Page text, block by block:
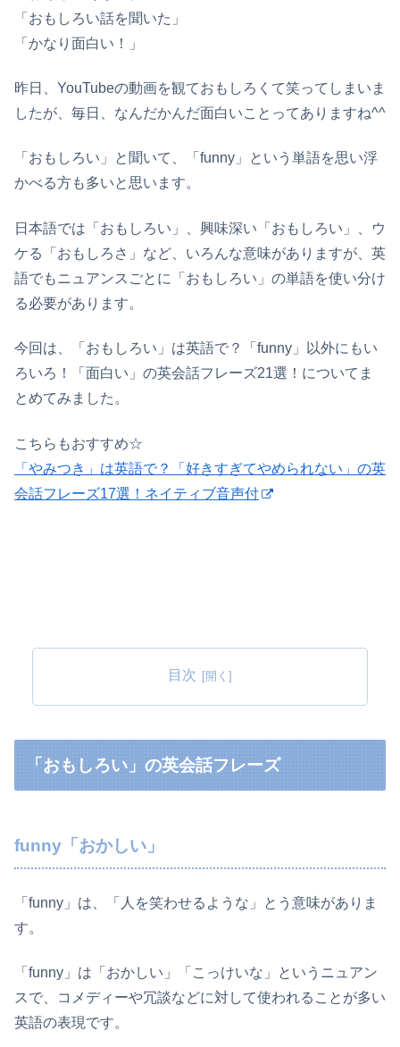
「おもしろい話を聞いた」
「かなり面白い！」
昨日、YouTubeの動画を観ておもしろくて笑ってしまいま
したが、毎日、なんだかんだ面白いことってありますね^^
「おもしろい」と聞いて、「funny」という単語を思い浮
かべる方も多いと思います。
日本語では「おもしろい」、興味深い「おもしろい」、ウ
ケる「おもしろさ」など、いろんな意味がありますが、英
語でもニュアンスごとに「おもしろい」の単語を使い分け
る必要があります。
今回は、「おもしろい」は英語で？「funny」以外にもい
ろいろ！「面白い」の英会話フレーズ21選！についてま
とめてみました。
こちらもおすすめ☆
「やみつき」は英語で？「好きすぎてやめられない」の英
会話フレーズ17選！ネイティブ音声付
目次
「おもしろい」の英会話フレーズ
funny「おかしい」
「funny」は、「人を笑わせるような」とう意味がありま
す。
「funny」は「おかしい」「こっけいな」というニュアン
スで、コメディーや冗談などに対して使われることが多い
英語の表現です。